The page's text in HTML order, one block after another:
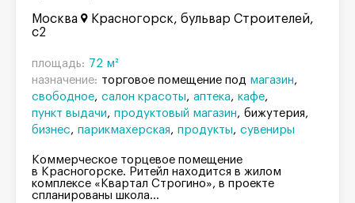
Москва
Красногорск, бульвар Строителей,
с2
площадь: 72 м²
назначение: торговое помещение под магазин
свободное салон красоты аптека
кафе
пункт выдачи
продуктовый магазин
бижутерия
бизнес
парикмахерская продукты сувениры
Коммерческое торцевое помещение
в Красногорске. Ритейл находится в жилом
комплексе «Квартал Строгино», в проекте
спланированы школа...